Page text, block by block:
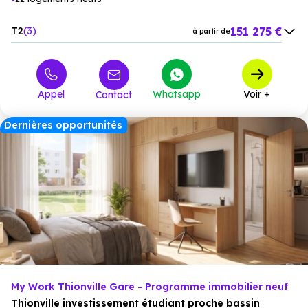
T2 3 à partir de151 275 €
à partir de 242 000 €
Appel Contact Whatsapp Voir +
Dernières opportunités
My Work Thionville Gare - Programme immobilier neuf
Thionville investissement étudiant proche bassin